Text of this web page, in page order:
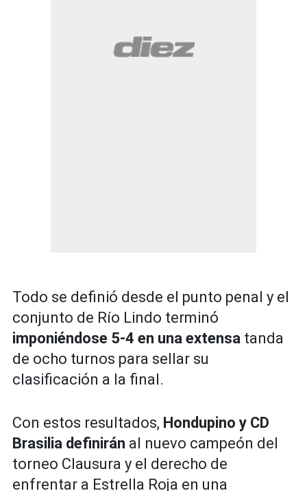
Todo se definió desde el punto penal y el
conjunto de Río Lindo terminó
imponiéndose 5-4 en una extensa tanda
de ocho turnos para sellar su
clasificación a la final.
Con estos resultados, Hondupino y CD
Brasilia definirán al nuevo campeón del
torneo Clausura y el derecho de
enfrentar a Estrella Roja en una